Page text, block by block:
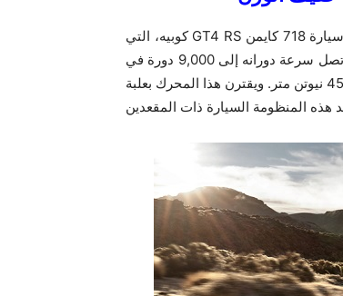
تُجهز سيارة ‎718 سبايدر ‎RS‎ الجديدة بنفس منظومة الحركة الموجودة في سيارة ‎718 كايمن ‎GT4 RS‎ كوبيه، التي
يمثل محرك بوكسر سداسي الأسطوانات سعة ‎4 لترات قلبها النابض، حيث تصل سرعة دورانه إلى ‎9,000 دورة في
الدقيقة ويولد قوة تبلغ ‎368 كيلووات ‏(500 حصان متري) وعزم دوران يبلغ ‎450 نيوتن متر. ويقترن هذا المحرك بعلبة
المنظومة السيارة ذات المقعدين